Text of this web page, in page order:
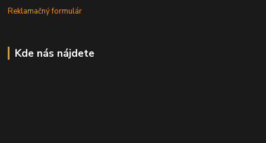
Reklamačný formulár
Kde nás nájdete